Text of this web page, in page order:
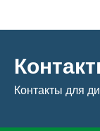
Контакты для